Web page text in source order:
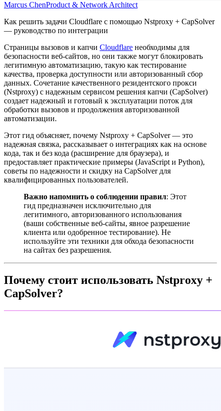
Marcus ChenProduct & Network Architect
Как решить задачи Cloudflare с помощью Nstproxy + CapSolver
— руководство по интеграции
Страницы вызовов и капчи Cloudflare необходимы для
безопасности веб-сайтов, но они также могут блокировать
легитимную автоматизацию, такую как тестирование
качества, проверка доступности или авторизованный сбор
данных. Сочетание качественного резидентского прокси
(Nstproxy) с надежным сервисом решения капчи (CapSolver)
создает надежный и готовый к эксплуатации поток для
обработки вызовов и продолжения авторизованной
автоматизации.
Этот гид объясняет, почему Nstproxy + CapSolver — это
надежная связка, рассказывает о интеграциях как на основе
кода, так и без кода (расширение для браузера), и
предоставляет практические примеры (JavaScript и Python),
советы по надежности и скидку на CapSolver для
квалифицированных пользователей.
Важно напомнить о соблюдении правил: Этот
гид предназначен исключительно для
легитимного, авторизованного использования
(ваши собственные веб-сайты, явное разрешение
клиента или одобренное тестирование). Не
используйте эти техники для обхода безопасности
на сайтах без разрешения.
Почему стоит использовать Nstproxy +
CapSolver?